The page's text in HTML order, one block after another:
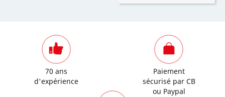
70 ans
d'expérience
Paiement
sécurisé par CB
ou Paypal